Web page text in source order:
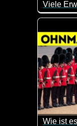
Weil es